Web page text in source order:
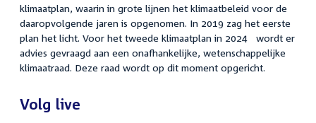
klimaatplan, waarin in grote lijnen het klimaatbeleid voor de
daaropvolgende jaren is opgenomen. In 2019 zag het eerste
plan het licht. Voor het tweede klimaatplan in 2024 wordt er
advies gevraagd aan een onafhankelijke, wetenschappelijke
klimaatraad. Deze raad wordt op dit moment opgericht.
Volg live